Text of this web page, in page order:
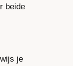
beide
je